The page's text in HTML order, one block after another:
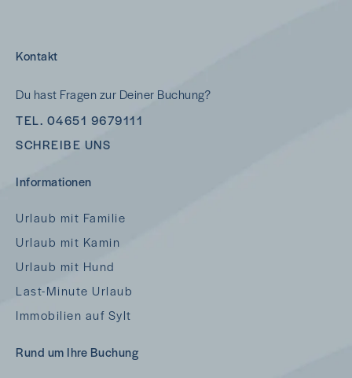
Kontakt
Du hast Fragen zur Deiner Buchung?
TEL. 04651 9679111
SCHREIBE UNS
Informationen
Urlaub mit Familie
Urlaub mit Kamin
Urlaub mit Hund
Last-Minute Urlaub
Immobilien auf Sylt
Rund um Ihre Buchung